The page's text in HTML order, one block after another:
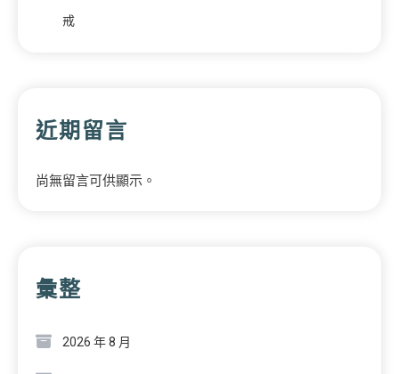
戒
近期留言
尚無留言可供顯示。
彙整
2026 年 8 月